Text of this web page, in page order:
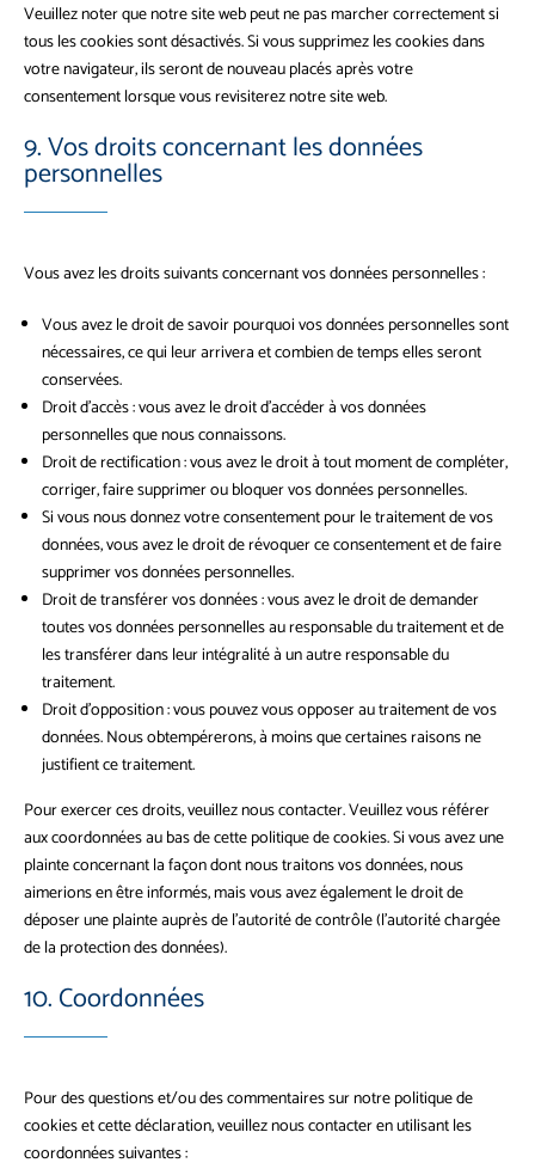
Veuillez noter que notre site web peut ne pas marcher correctement si
tous les cookies sont désactivés. Si vous supprimez les cookies dans
votre navigateur, ils seront de nouveau placés après votre
consentement lorsque vous revisiterez notre site web.
9. Vos droits concernant les données
personnelles
Vous avez les droits suivants concernant vos données personnelles :
Vous avez le droit de savoir pourquoi vos données personnelles sont
nécessaires, ce qui leur arrivera et combien de temps elles seront
conservées.
Droit d’accès : vous avez le droit d’accéder à vos données
personnelles que nous connaissons.
Droit de rectification : vous avez le droit à tout moment de compléter,
corriger, faire supprimer ou bloquer vos données personnelles.
Si vous nous donnez votre consentement pour le traitement de vos
données, vous avez le droit de révoquer ce consentement et de faire
supprimer vos données personnelles.
Droit de transférer vos données : vous avez le droit de demander
toutes vos données personnelles au responsable du traitement et de
les transférer dans leur intégralité à un autre responsable du
traitement.
Droit d’opposition : vous pouvez vous opposer au traitement de vos
données. Nous obtempérerons, à moins que certaines raisons ne
justifient ce traitement.
Pour exercer ces droits, veuillez nous contacter. Veuillez vous référer
aux coordonnées au bas de cette politique de cookies. Si vous avez une
plainte concernant la façon dont nous traitons vos données, nous
aimerions en être informés, mais vous avez également le droit de
déposer une plainte auprès de l’autorité de contrôle (l’autorité chargée
de la protection des données).
10. Coordonnées
Pour des questions et/ou des commentaires sur notre politique de
cookies et cette déclaration, veuillez nous contacter en utilisant les
coordonnées suivantes :